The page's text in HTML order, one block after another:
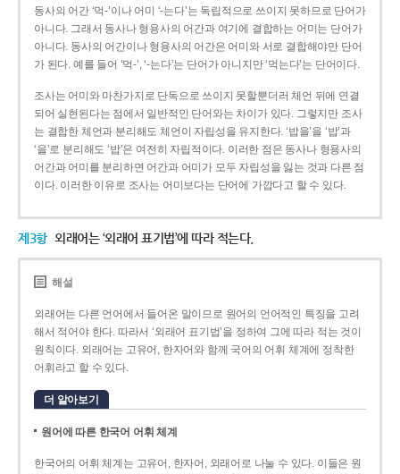
동사의 어간 ‘먹-­’이나 어미 ‘­-는다’는 독립적으로 쓰이지 못하므로 단어가
아니다. 그래서 동사나 형용사의 어간과 여기에 결합하는 어미는 단어가
아니다. 동사의 어간이나 형용사의 어간은 어미와 서로 결합해야만 단어
가 된다. 예를 들어 ‘먹-’, ‘-는다’는 단어가 아니지만 ‘먹는다’는 단어이다.
조사는 어미와 마찬가지로 단독으로 쓰이지 못할뿐더러 체언 뒤에 연결
되어 실현된다는 점에서 일반적인 단어와는 차이가 있다. 그렇지만 조사
는 결합한 체언과 분리해도 체언이 자립성을 유지한다. ‘밥을’을 ‘밥’과
‘을’로 분리해도 ‘밥’은 여전히 자립적이다. 이러한 점은 동사나 형용사의
어간과 어미를 분리하면 어간과 어미가 모두 자립성을 잃는 것과 다른 점
이다. 이러한 이유로 조사는 어미보다는 단어에 가깝다고 할 수 있다.
제3항 외래어는 ‘외래어 표기법’에 따라 적는다.
해설
외래어는 다른 언어에서 들어온 말이므로 원어의 언어적인 특징을 고려
해서 적어야 한다. 따라서 ‘외래어 표기법’을 정하여 그에 따라 적는 것이
원칙이다. 외래어는 고유어, 한자어와 함께 국어의 어휘 체계에 정착한
어휘라고 할 수 있다.
더 알아보기
원어에 따른 한국어 어휘 체계
한국어의 어휘 체계는 고유어, 한자어, 외래어로 나눌 수 있다. 이들은 원